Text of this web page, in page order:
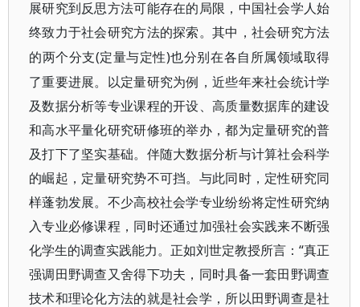
展研究到反思方法可能存在的局限，中国社会学人始
终致力于社会研究方法的探索。其中，社会研究方法
的两个分支(定量与定性)也分别在各自所属领域取得
了重要进展。以定量研究为例，近些年来社会统计学
及数据分析等专业课程的开设、高质量数据库的建设
和高水平量化研究研修班的举办，都为定量研究的普
及打下了坚实基础。伴随大数据分析与计算社会科学
的崛起，定量研究势不可挡。与此同时，定性研究同
样蓬勃发展。不少高校社会学专业纷纷将定性研究纳
入专业必修课程，同时还通过加强社会实践来不断强
化学生的调查实践能力。正如刘世定教授所言：“真正
强调田野调查又舍得下功夫，同时具备一套田野调查
技术和理论化方法的就是社会学，所以田野调查是社